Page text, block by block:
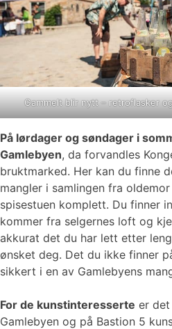
Gammelt blir nytt – retroflasker
På lørdager og søndager i
Gamlebyen, da forvandles
bruktmarked. Her kan du finne
mangler i samlingen fra
spisestuen komplett. Du finner
kommer fra selgernes loft og
akkurat det du har lett etter
ønsket deg. Det du ikke finner
sikkert i en av Gamlebyens
For de kunstinteresserte er
Gamlebyen og på Bastion 5